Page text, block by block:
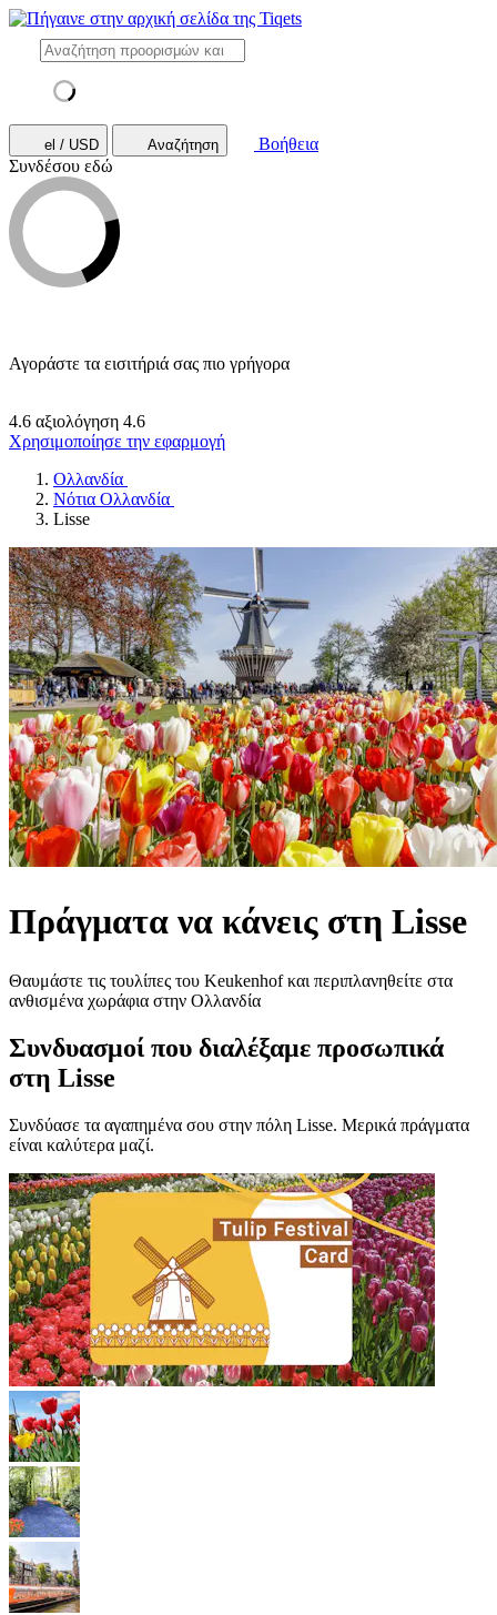
el / USD Αναζήτηση
Βοήθεια
Συνδέσου εδώ
Αγοράστε τα εισιτήριά σας πιο γρήγορα
4.6 αξιολόγηση 4.6
Χρησιμοποίησε την εφαρμογή
Ολλανδία
Νότια Ολλανδία
Lisse
Πράγματα να κάνεις στη Lisse
Θαυμάστε τις τουλίπες του Keukenhof και περιπλανηθείτε στα
ανθισμένα χωράφια στην Ολλανδία
Συνδυασμοί που διαλέξαμε προσωπικά
στη Lisse
Συνδύασε τα αγαπημένα σου στην πόλη Lisse. Μερικά πράγματα
είναι καλύτερα μαζί.